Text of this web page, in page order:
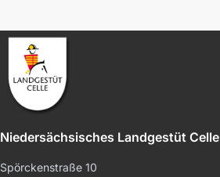
Niedersächsisches Landgestüt Celle
Spörckenstraße 10